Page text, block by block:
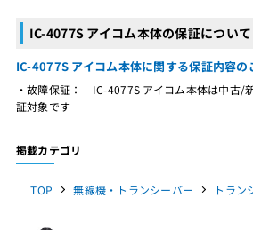
IC-4077S アイコム本体の保証について
IC-4077S アイコム本体に関する保証内容の
・故障保証： IC-4077S アイコム本体は中古/
証対象です
掲載カテゴリ
TOP 無線機・トランシーバー トラン